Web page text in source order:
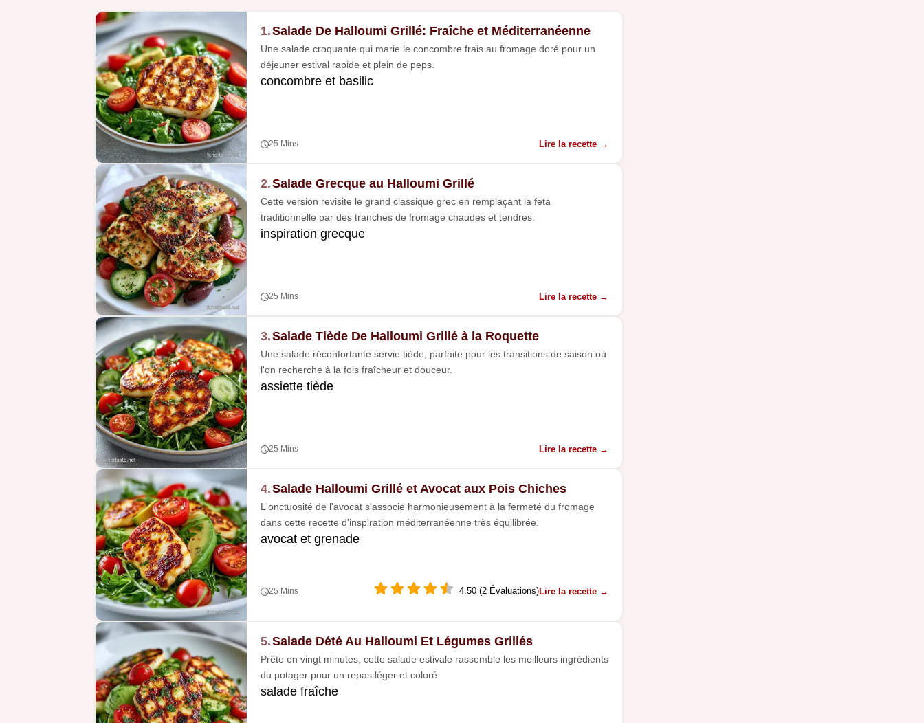
1.Salade De Halloumi Grillé: Fraîche et Méditerranéenne
Une salade croquante qui marie le concombre frais au fromage doré pour un
déjeuner estival rapide et plein de peps.
concombre et basilic
25 Mins Lire la recette →
2.Salade Grecque au Halloumi Grillé
Cette version revisite le grand classique grec en remplaçant la feta
traditionnelle par des tranches de fromage chaudes et tendres.
inspiration grecque
25 Mins Lire la recette →
3.Salade Tiède De Halloumi Grillé à la Roquette
Une salade réconfortante servie tiède, parfaite pour les transitions de saison où
l'on recherche à la fois fraîcheur et douceur.
assiette tiède
25 Mins Lire la recette →
4.Salade Halloumi Grillé et Avocat aux Pois Chiches
L'onctuosité de l'avocat s'associe harmonieusement à la fermeté du fromage
dans cette recette d'inspiration méditerranéenne très équilibrée.
avocat et grenade
25 Mins 4.50 (2 Évaluations)Lire la recette →
5.Salade Dété Au Halloumi Et Légumes Grillés
Prête en vingt minutes, cette salade estivale rassemble les meilleurs ingrédients
du potager pour un repas léger et coloré.
salade fraîche